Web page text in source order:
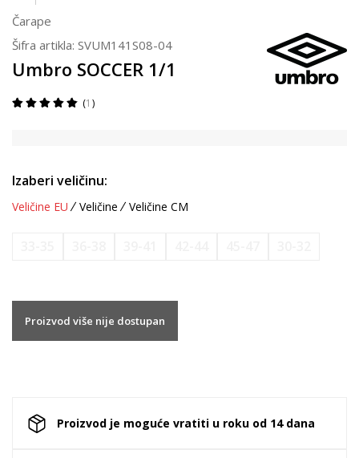
Čarape
Šifra artikla: SVUM141S08-04
Umbro SOCCER 1/1
1
Izaberi veličinu:
Veličine EU Veličine Veličine CM
Proizvod više nije dostupan
Proizvod je moguće vratiti u roku od 14 dana